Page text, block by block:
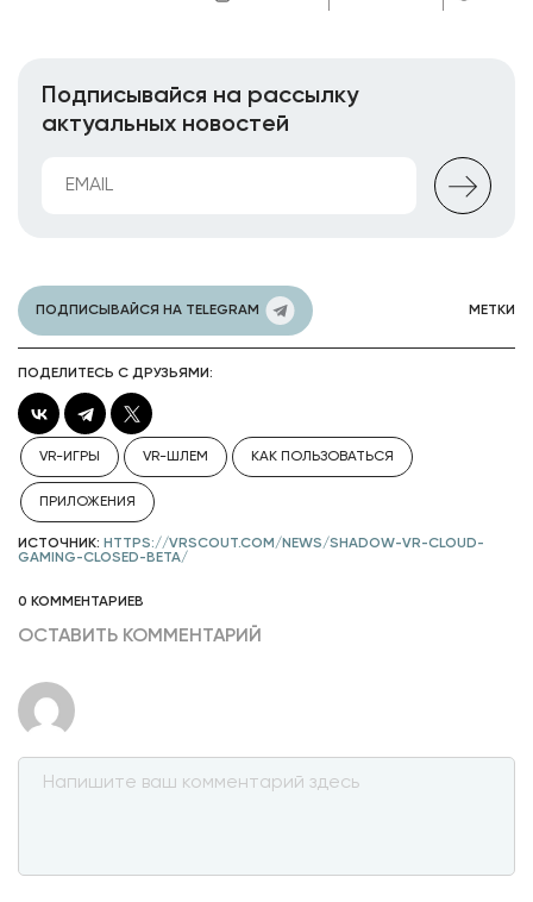
Подписывайся на рассылку
актуальных новостей
ПОДПИСЫВАЙСЯ НА TELEGRAM МЕТКИ
ПОДЕЛИТЕСЬ С ДРУЗЬЯМИ:
VR-ИГРЫ VR-ШЛЕМ КАК ПОЛЬЗОВАТЬСЯ
ПРИЛОЖЕНИЯ
ИСТОЧНИК: HTTPS://VRSCOUT.COM/NEWS/SHADOW-VR-CLOUD-
GAMING-CLOSED-BETA/
0 КОММЕНТАРИЕВ
ОСТАВИТЬ КОММЕНТАРИЙ